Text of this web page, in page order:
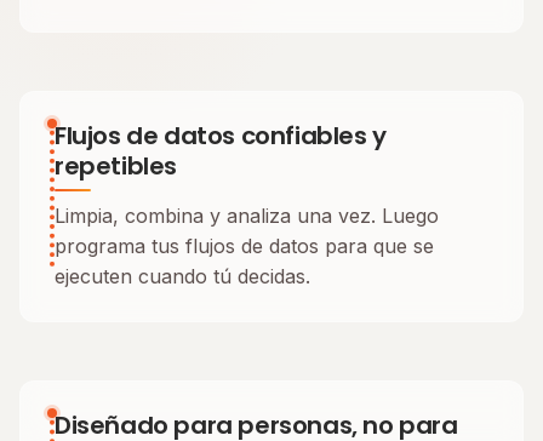
Flujos de datos confiables y
repetibles
Limpia, combina y analiza una vez. Luego
programa tus flujos de datos para que se
ejecuten cuando tú decidas.
Diseñado para personas, no para